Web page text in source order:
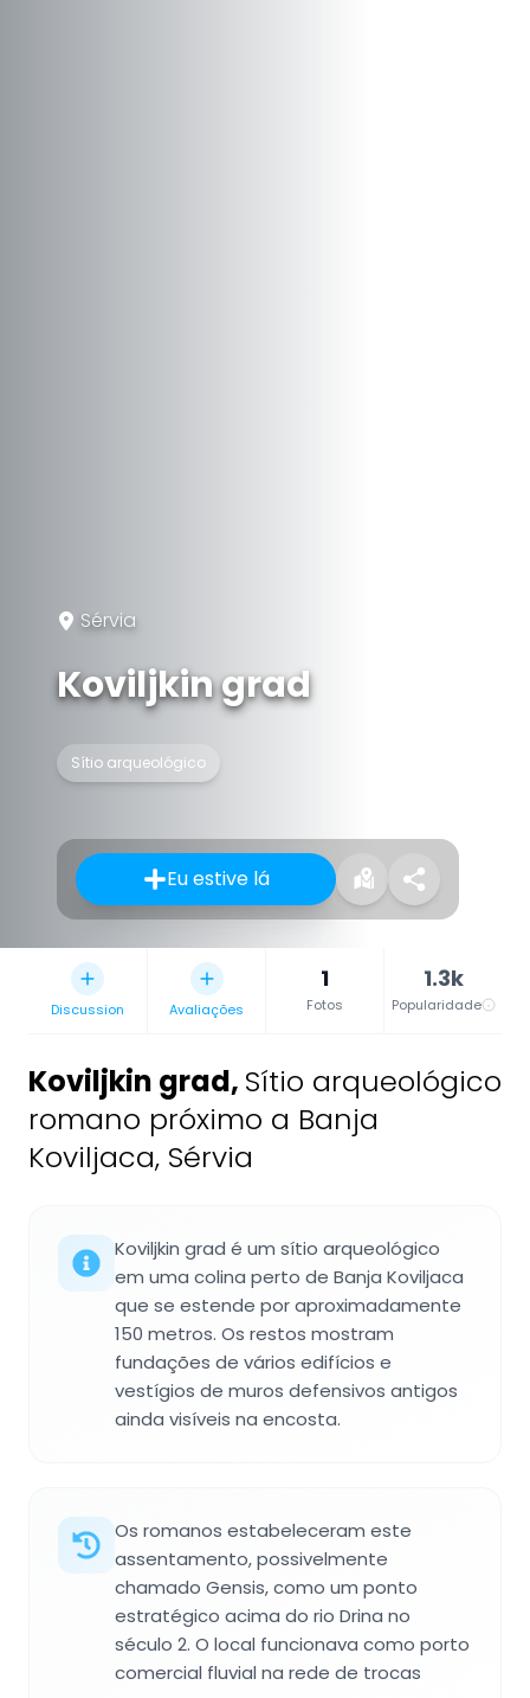
Sérvia
Koviljkin grad
Sítio arqueológico
Eu estive lá
Discussion Avaliações
1
Fotos
1.3k
Popularidade
Koviljkin grad, Sítio arqueológico
romano próximo a Banja
Koviljaca, Sérvia
Koviljkin grad é um sítio arqueológico
em uma colina perto de Banja Koviljaca
que se estende por aproximadamente
150 metros. Os restos mostram
fundações de vários edifícios e
vestígios de muros defensivos antigos
ainda visíveis na encosta.
Os romanos estabeleceram este
assentamento, possivelmente
chamado Gensis, como um ponto
estratégico acima do rio Drina no
século 2. O local funcionava como porto
comercial fluvial na rede de trocas